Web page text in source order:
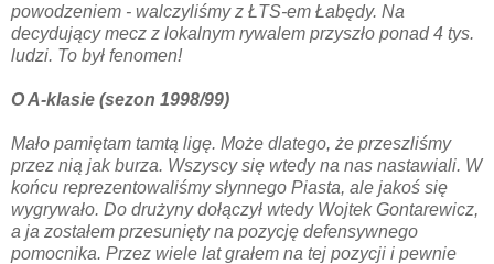
powodzeniem - walczyliśmy z ŁTS-em Łabędy. Na
decydujący mecz z lokalnym rywalem przyszło ponad 4 tys.
ludzi. To był fenomen!
O A-klasie (sezon 1998/99)
Mało pamiętam tamtą ligę. Może dlatego, że przeszliśmy
przez nią jak burza. Wszyscy się wtedy na nas nastawiali. W
końcu reprezentowaliśmy słynnego Piasta, ale jakoś się
wygrywało. Do drużyny dołączył wtedy Wojtek Gontarewicz,
a ja zostałem przesunięty na pozycję defensywnego
pomocnika. Przez wiele lat grałem na tej pozycji i pewnie